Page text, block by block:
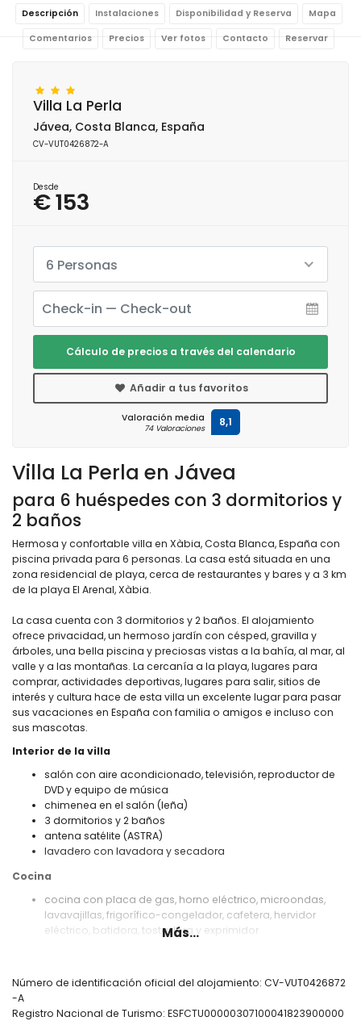
Descripción Instalaciones Disponibilidad y Reserva Mapa
Comentarios Precios Ver fotos Contacto Reservar
Villa La Perla en Jávea
para 6 huéspedes con 3 dormitorios y
2 baños
Hermosa y confortable villa en Xàbia, Costa Blanca, España con
piscina privada para 6 personas. La casa está situada en una
zona residencial de playa, cerca de restaurantes y bares y a 3 km
de la playa El Arenal, Xàbia.
La casa cuenta con 3 dormitorios y 2 baños. El alojamiento
ofrece privacidad, un hermoso jardín con césped, gravilla y
árboles, una bella piscina y preciosas vistas a la bahía, al mar, al
valle y a las montañas. La cercanía a la playa, lugares para
comprar, actividades deportivas, lugares para salir, sitios de
interés y cultura hace de esta villa un excelente lugar para pasar
sus vacaciones en España con familia o amigos e incluso con
sus mascotas.
Interior de la villa
salón con aire acondicionado, televisión, reproductor de
DVD y equipo de música
chimenea en el salón (leña)
3 dormitorios y 2 baños
antena satélite (ASTRA)
lavadero con lavadora y secadora
Cocina
cocina con placa de gas, horno eléctrico, microondas,
lavavajillas, frigorífico-congelador, cafetera, hervidor
eléctrico, batidora, tostadora y exprimidor
dormitorio con aire acondicionado y cama tamaño queen
dormitorio con aire acondicionado, 2 camas individuales
Más...
Número de identificación oficial del alojamiento: CV-VUT0426872
-A
Registro Nacional de Turismo: ESFCTU00000307100041823900000
Villa La Perla
Jávea, Costa Blanca, España
CV-VUT0426872-A
Desde
€ 153
6 Personas
Cálculo de precios a través del calendario
Añadir a tus favoritos
Valoración media
74 Valoraciones 8,1